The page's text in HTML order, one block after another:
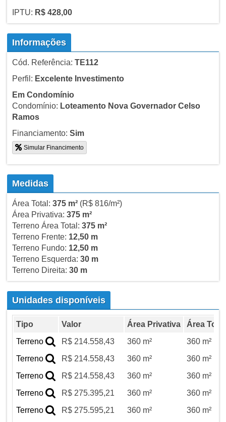
IPTU: R$ 428,00
Informações
Cód. Referência: TE112
Perfil: Excelente Investimento
Em Condomínio
Condomínio: Loteamento Nova Governador Celso
Ramos
Financiamento: Sim
Simular Financimento
Medidas
Área Total: 375 m²(R$ 816/m²)
Área Privativa: 375 m²
Terreno Área Total: 375 m²
Terreno Frente: 12,50 m
Terreno Fundo: 12,50 m
Terreno Esquerda: 30 m
Terreno Direita: 30 m
Unidades disponíveis
Tipo Valor Área Privativa
Área Total
Terreno
R$ 214.558,43 360 m²
360 m²
Terreno
R$ 214.558,43 360 m²
360 m²
Terreno
R$ 214.558,43 360 m²
360 m²
Terreno
R$ 275.395,21 360 m²
360 m²
Terreno
R$ 275.595,21 360 m²
360 m²